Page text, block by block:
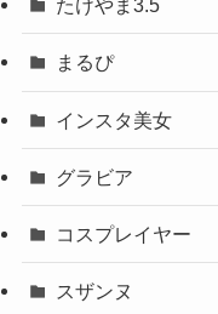
たけやま3.5
まるぴ
インスタ美女
グラビア
コスプレイヤー
スザンヌ